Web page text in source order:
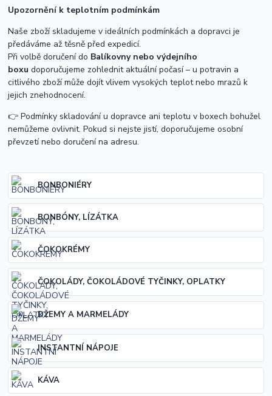
Upozornění k teplotním podmínkám
Naše zboží skladujeme v ideálních podmínkách a dopravci je
předáváme až těsně před expedicí.
Při volbě doručení do Balíkovny nebo výdejního
boxu doporučujeme zohlednit aktuální počasí – u potravin a
citlivého zboží může dojít vlivem vysokých teplot nebo mrazů k
jejich znehodnocení.
👉 Podmínky skladování u dopravce ani teplotu v boxech bohužel
nemůžeme ovlivnit. Pokud si nejste jistí, doporučujeme osobní
převzetí nebo doručení na adresu.
BONBONIÉRY
BONBÓNY, LÍZÁTKA
ČOKOKRÉMY
ČOKOLÁDY, ČOKOLÁDOVÉ TYČINKY, OPLATKY
DŽEMY A MARMELÁDY
INSTANTNÍ NÁPOJE
KÁVA